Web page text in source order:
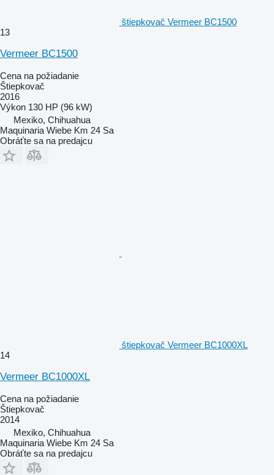
štiepkovač Vermeer BC1500
13
Vermeer BC1500
Cena na požiadanie
Štiepkovač
2016
Výkon 130 HP (96 kW)
Mexiko, Chihuahua
Maquinaria Wiebe Km 24 Sa
Obráťte sa na predajcu
štiepkovač Vermeer BC1000XL
14
Vermeer BC1000XL
Cena na požiadanie
Štiepkovač
2014
Mexiko, Chihuahua
Maquinaria Wiebe Km 24 Sa
Obráťte sa na predajcu